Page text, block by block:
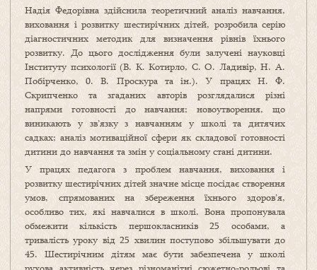
Надія Федорівна здійснила теоретичний аналіз навчання,
виховання і розвитку шестирічних дітей, розробила серію
діагностичних методик для визначення рівнів їхнього
розвитку. До цього дослідження були залучені науковці
Інституту психології (В. К. Котирло, С. О. Ладивір, Н. А.
Побірченко, 0. В. Проскура та ін.). У працях Н. Ф.
Скрипченко та згаданих авторів розглядалися різні
напрями готовності до навчання; новоутворення, що
виникають у зв’язку з навчанням у школі та дитячих
садках; аналіз мотиваційної сфери як складової готовності
дитини до навчання та змін у соціальному стані дитини.
У працях педагога з проблем навчання, виховання і
розвитку шестирічних дітей значне місце посідає створення
умов, спрямованих на збереження їхнього здоров’я,
особливо тих, які навчалися в школі. Вона пропонувала
обмежити кількість першокласників 25 особами, а
тривалість уроку від 25 хвилин поступово збільшувати до
45. Шестирічним дітям має бути забезпечена у школі